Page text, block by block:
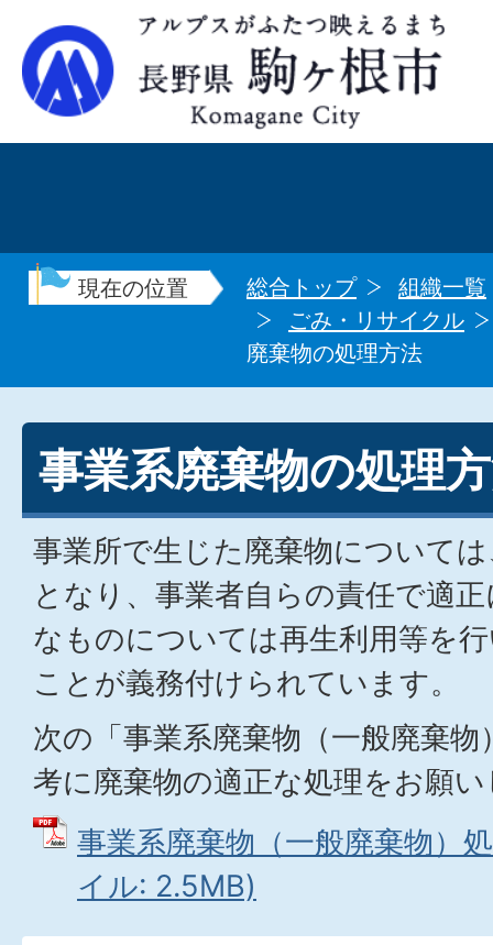
現在の位置 総合トップ
組織一覧
ごみ・リサイクル
廃棄物の処理方法
事業系廃棄物の処理
事業所で生じた廃棄物について
となり、事業者自らの責任で適
なものについては再生利用等を
ことが義務付けられています。
次の「事業系廃棄物（一般廃棄
考に廃棄物の適正な処理をお願
事業系廃棄物（一般廃棄物）
イル: 2.5MB)